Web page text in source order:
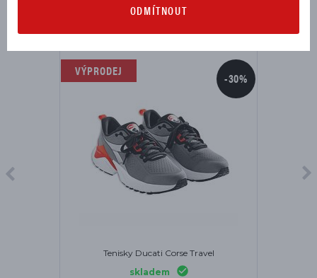
VÝPRODEJ -30%
Tenisky Ducati Corse Travel
skladem
ODMÍTNOUT